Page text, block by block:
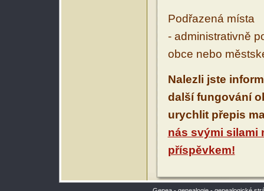
Podřazená místa
- administrativně
obce nebo
Nalezli jste
další fungování
urychlit přepis
nás svými silami
příspěvkem!